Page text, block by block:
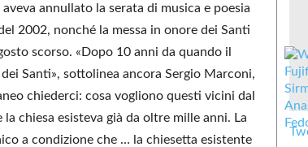
annullato la serata di musica e poesia
2002, nonché la messa in onore dei Santi
scorso. «Dopo 10 anni da quando il
Santi», sottolinea ancora Sergio Marconi,
chiederci: cosa vogliono questi vicini dal
chiesa esisteva già da oltre mille anni. La
a condizione che … la chiesetta esistente